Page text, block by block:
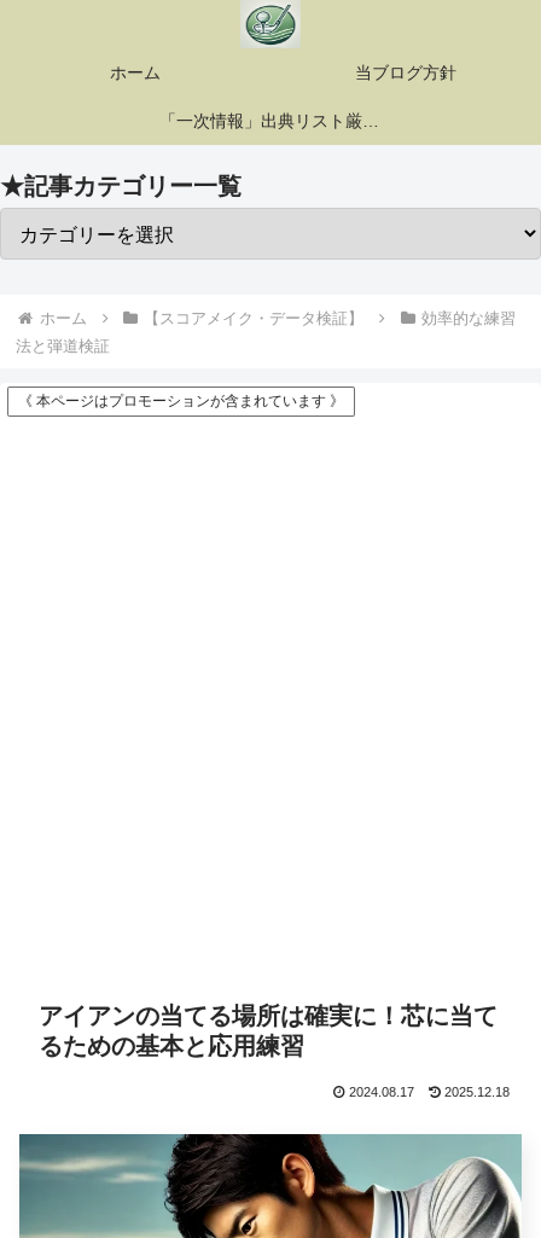
ホーム 当ブログ方針
「一次情報」出典リスト厳選10選
★記事カテゴリー一覧
ホーム 【スコアメイク・データ検証】
効率的な練習
法と弾道検証
《 本ページはプロモーションが含まれています 》
アイアンの当てる場所は確実に！芯に当て
るための基本と応用練習
2024.08.17 2025.12.18